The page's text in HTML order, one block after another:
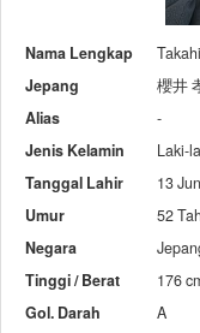
Nama Lengkap
Jepang
櫻井
Alias
-
Jenis Kelamin
Laki-
Tanggal Lahir
13
Umur
52
Negara
Tinggi / Berat
176
Gol. Darah
A